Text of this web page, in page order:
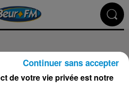
de votre vie privée est notre
Continuer sans accepter